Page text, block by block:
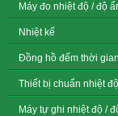
Máy đo nhiệt độ / độ
Nhiệt kế
Đồng hồ đếm thời gian
Thiết bị chuẩn nhiệt độ
Máy tự ghi nhiệt độ /